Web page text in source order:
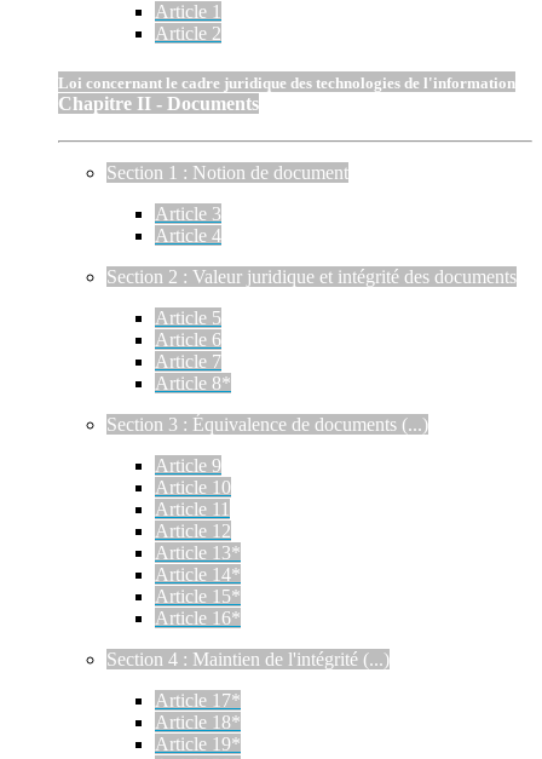
Article 1
Article 2
Loi concernant le cadre juridique des technologies de l'information
Chapitre II - Documents
Section 1 : Notion de document
Article 3
Article 4
Section 2 : Valeur juridique et intégrité des documents
Article 5
Article 6
Article 7
Article 8*
Section 3 : Équivalence de documents (...)
Article 9
Article 10
Article 11
Article 12
Article 13*
Article 14*
Article 15*
Article 16*
Section 4 : Maintien de l'intégrité (...)
Article 17*
Article 18*
Article 19*